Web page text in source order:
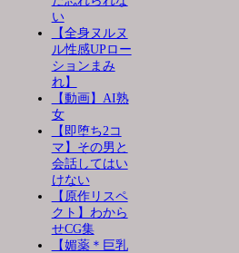
い
【全身ヌルヌ
ル性感UPロー
ションまみ
れ】
【動画】AI熟
女
【即堕ち2コ
マ】その男と
会話してはい
けない
【原作リスペ
クト】わから
せCG集
【媚薬＊巨乳